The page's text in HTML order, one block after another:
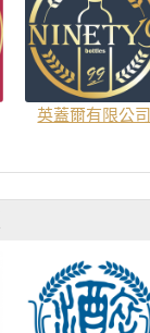
英蓋爾有限公司